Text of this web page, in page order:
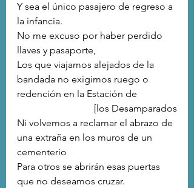
Y sea el único pasajero de regreso a
la infancia.
No me excuso por haber perdido
llaves y pasaporte,
Los que viajamos alejados de la
bandada no exigimos ruego o
redención en la Estación de
[los Desamparados
Ni volvemos a reclamar el abrazo de
una extraña en los muros de un
cementerio
Para otros se abrirán esas puertas
que no deseamos cruzar.